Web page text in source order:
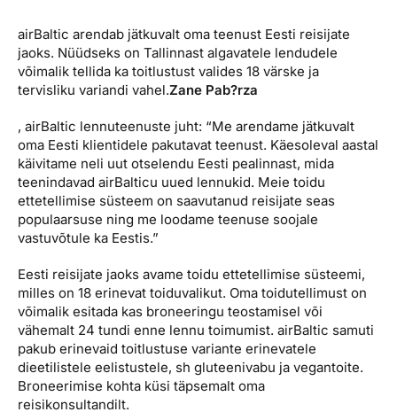
Airalo eSIM
Reisija meelespea
Platinum Club
Püsisoodustused
Boonuspunktid
Ettevõttest, kontaktid, reisikonsultandi teenus, tule
tööle, uudised...
Kontaktid
Reisikonsultandi teenus
Tule tööle
Uudised
airBaltic arendab jätkuvalt oma teenust Eesti reisijate
jaoks. Nüüdseks on Tallinnast algavatele lendudele
võimalik tellida ka toitlustust valides 18 värske ja
tervisliku variandi vahel.Zane Pab?rza
, airBaltic lennuteenuste juht: “Me arendame jätkuvalt
oma Eesti klientidele pakutavat teenust. Käesoleval aastal
käivitame neli uut otselendu Eesti pealinnast, mida
teenindavad airBalticu uued lennukid. Meie toidu
ettetellimise süsteem on saavutanud reisijate seas
populaarsuse ning me loodame teenuse soojale
vastuvõtule ka Eestis.”
Eesti reisijate jaoks avame toidu ettetellimise süsteemi,
milles on 18 erinevat toiduvalikut. Oma toidutellimust on
võimalik esitada kas broneeringu teostamisel või
vähemalt 24 tundi enne lennu toimumist. airBaltic samuti
pakub erinevaid toitlustuse variante erinevatele
dieetilistele eelistustele, sh gluteenivabu ja vegantoite.
Broneerimise kohta küsi täpsemalt oma
reisikonsultandilt.